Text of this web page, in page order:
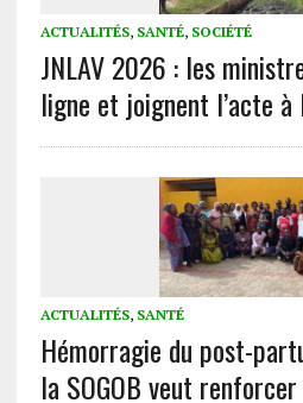
ACTUALITÉS, SANTÉ, SOCIÉTÉ
JNLAV 2026 : les
ligne et joignent l’acte
ACTUALITÉS, SANTÉ
Hémorragie du post-
la SOGOB veut